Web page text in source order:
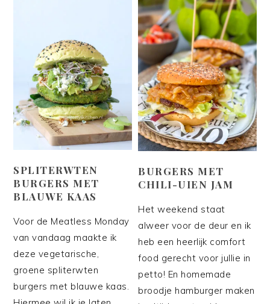
SPLITERWTEN
BURGERS MET
BLAUWE KAAS
Voor de Meatless Monday
van vandaag maakte ik
deze vegetarische,
groene spliterwten
burgers met blauwe kaas.
BURGERS MET
CHILI-UIEN JAM
Het weekend staat
alweer voor de deur en ik
heb een heerlijk comfort
food gerecht voor jullie in
petto! En homemade
broodje hamburger maken